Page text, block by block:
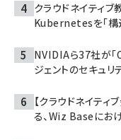
クラウドネイティ
Kubernetesを「構
NVIDIAら37社が
ジェントのセキュ
【クラウドネイテ
る、Wiz Baseにお